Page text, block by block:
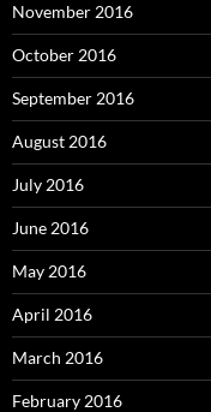
November 2016
October 2016
September 2016
August 2016
July 2016
June 2016
May 2016
April 2016
March 2016
February 2016